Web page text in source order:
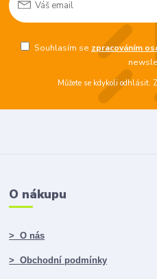
Souhlasím se zpracováním
Můžete se kdykoli odhlásit.
O nákupu
> O nás
> Obchodní podmínky